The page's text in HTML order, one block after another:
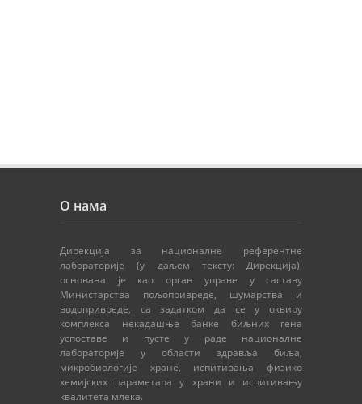
О нама
Дирекција за националне референтне
лабораторије (у даљем тексту: Дирекција),
основана је као орган управе у саставу
Министарства пољопривреде, шумарства и
водопривреде, са задатком да се у оквиру
комплекса некадашње банке биљних гена
успоставе и пусте у раде националне
лабораторије у области здравља биља,
микробиологије хране, испитивања физико
хемијских параметара у храни и испитивању
квалитета млека.